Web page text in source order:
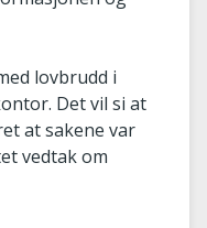
lovbrudd i
Det vil si at
at sakene var
vedtak om